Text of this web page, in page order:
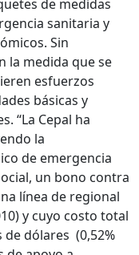
de medidas
sanitaria y
Sin
la medida que se
esfuerzos
básicas y
“La Cepal ha
la
de emergencia
un bono contra
línea de regional
y cuyo costo total
de dólares (0,52%